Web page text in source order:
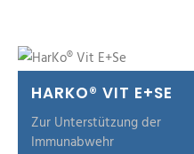
HARKO® VIT E+SE
Zur Unterstützung der
Immunabwehr